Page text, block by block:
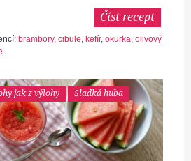
Číst recept
brambory, cibule, kefír, okurka, olivový
jak z výlohy Sladká huba